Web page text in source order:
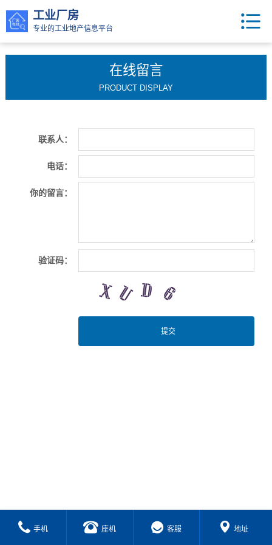
工业厂房
专业的工业地产信息平台
在线留言
PRODUCT DISPLAY
联系人：
电话：
你的留言：
验证码：
手机 座机 客服 地址